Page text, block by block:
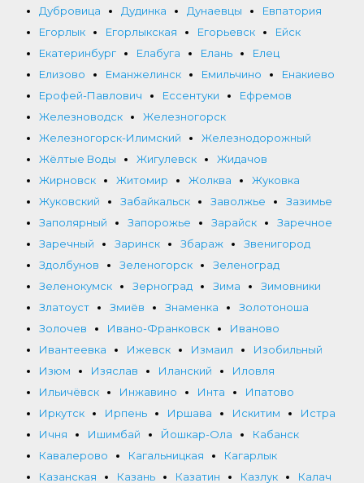
Дубровица Дудинка Дунаевцы
Евпатория
Егорлык
Егорлыкская Егорьевск
Ейск
Екатеринбург
Елабуга Елань
Елец
Елизово
Еманжелинск Емильчино
Енакиево
Ерофей-Павлович
Ессентуки
Ефремов
Железноводск
Железногорск
Железногорск-Илимский
Железнодорожный
Жёлтые Воды
Жигулевск
Жидачов
Жирновск
Житомир Жолква
Жуковка
Жуковский
Забайкальск Заволжье
Зазимье
Заполярный
Запорожье Зарайск
Заречное
Заречный
Заринск Збараж
Звенигород
Здолбунов
Зеленогорск
Зеленоград
Зеленокумск
Зерноград Зима
Зимовники
Златоуст
Змиёв Знаменка
Золотоноша
Золочев
Ивано-Франковск
Иваново
Ивантеевка
Ижевск Измаил
Изобильный
Изюм
Изяслав Иланский
Иловля
Ильичёвск
Инжавино Инта
Ипатово
Иркутск
Ирпень Иршава Искитим
Истра
Ичня
Ишимбай Йошкар-Ола
Кабанск
Кавалерово
Кагальницкая
Кагарлык
Казанская
Казань Казатин Казлук
Калач